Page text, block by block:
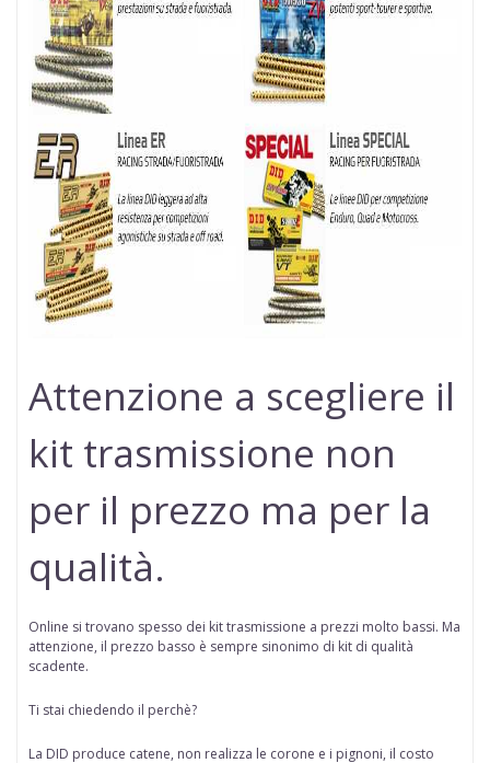
Attenzione a scegliere il
kit trasmissione non
per il prezzo ma per la
qualità.
Online si trovano spesso dei kit trasmissione a prezzi molto bassi. Ma
attenzione, il prezzo basso è sempre sinonimo di kit di qualità
scadente.
Ti stai chiedendo il perchè?
La DID produce catene, non realizza le corone e i pignoni, il costo